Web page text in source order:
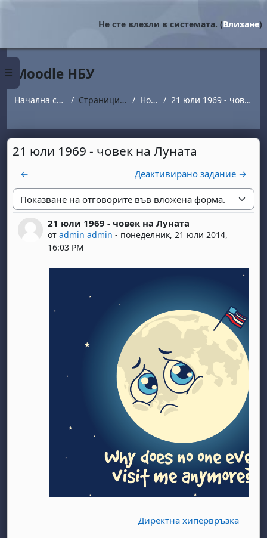
Страничен панел
Не сте влезли в системата. (Влизане)
Moodle НБУ
Начална страница Страници от сайта Новини 21 юли 1969 - човек на Луната
21 юли 1969 - човек на Луната
← Деактивирано задание →
Начин на показване
21 юли 1969 - човек на Луната
от admin admin - понеделник, 21 юли 2014,
16:03 PM
Number of replies: 0
Директна хипервръзка